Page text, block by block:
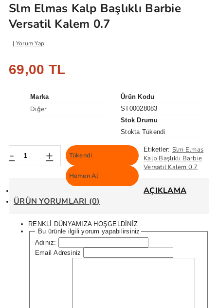
Slm Elmas Kalp Başlıklı Barbie
Versatil Kalem 0.7
Yorum Yap
69,00 TL
Marka
Diğer
Ürün Kodu
ST00028083
Stok Drumu
Stokta Tükendi
- + Tükendi
Hemen Al
Etiketler: Slm Elmas
Kalp Başlıklı Barbie
Versatil Kalem 0.7
AÇIKLAMA
ÜRÜN YORUMLARI (0)
RENKLİ DÜNYAMIZA HOŞGELDİNİZ
Bu ürünle ilgili yorum yapabilirsiniz
Adınız:
Email Adresiniz